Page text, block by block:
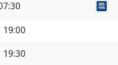
19:00
19:30